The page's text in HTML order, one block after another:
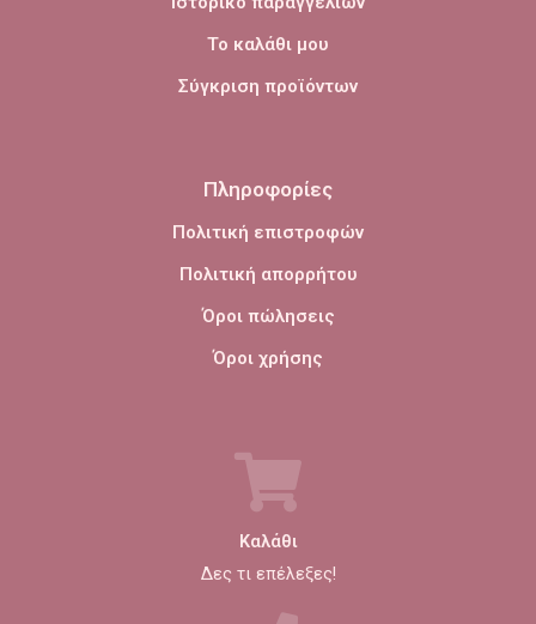
Το καλάθι μου
Σύγκριση προϊόντων
Πληροφορίες
Πολιτική επιστροφών
Πολιτική απορρήτου
Όροι πώλησεις
Όροι χρήσης
Καλάθι
Δες τι επέλεξες!